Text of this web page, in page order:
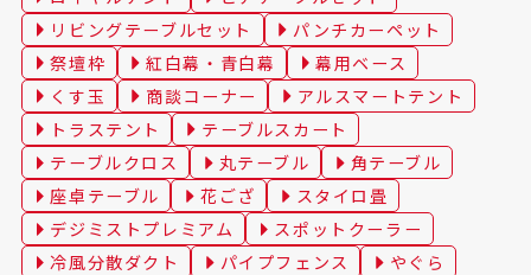
リビングテーブルセット
パンチカーペット
祭壇枠
紅白幕・青白幕
幕用ベース
くす玉
商談コーナー
アルスマートテント
トラステント
テーブルスカート
テーブルクロス
丸テーブル
角テーブル
座卓テーブル
花ござ
スタイロ畳
デジミストプレミアム
スポットクーラー
冷風分散ダクト
パイプフェンス
やぐら